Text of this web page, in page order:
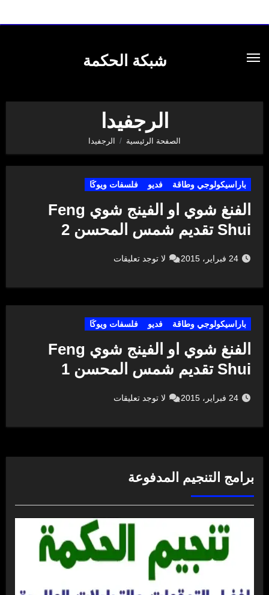
شبكة الحكمة
الرجفيدا
الصفحة الرئيسية الرجفيدا
باراسيكولوجي وطاقة فديو فلسفات ويوكَا
الفنغ شوي او الفينج شوي Feng
Shui تقديم شمس المحسن 2
24 فبراير، 2015 لا توجد تعليقات
باراسيكولوجي وطاقة فديو فلسفات ويوكَا
الفنغ شوي او الفينج شوي Feng
Shui تقديم شمس المحسن 1
24 فبراير، 2015 لا توجد تعليقات
برامج التنجيم المدفوعة